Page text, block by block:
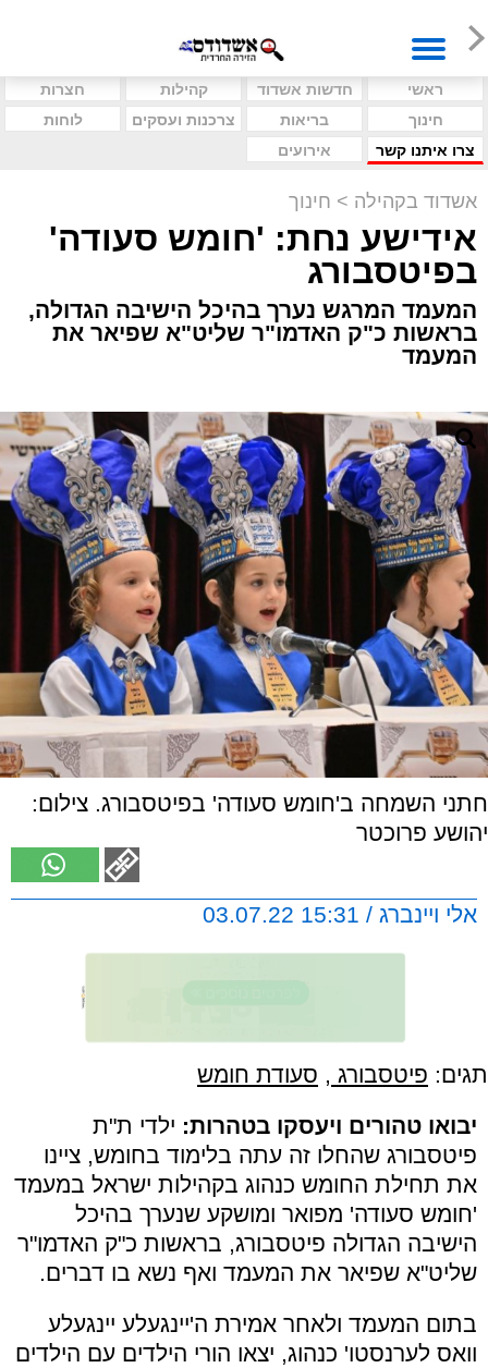
ראשי חדשות אשדוד קהילות
חצרות
חינוך
בריאות צרכנות ועסקים
לוחות
צרו איתנו קשר
אירועים
אשדוד בקהילה > חינוך
אידישע נחת: 'חומש סעודה'
בפיטסבורג
המעמד המרגש נערך בהיכל הישיבה הגדולה,
בראשות כ"ק האדמו"ר שליט"א שפיאר את
המעמד
חתני השמחה ב'חומש סעודה' בפיטסבורג. צילום:
יהושע פרוכטר
אלי ויינברג / 15:31 03.07.22
תגים: פיטסבורג , סעודת חומש
יבואו טהורים ויעסקו בטהרות: ילדי ת"ת
פיטסבורג שהחלו זה עתה בלימוד בחומש, ציינו
את תחילת החומש כנהוג בקהילות ישראל במעמד
'חומש סעודה' מפואר ומושקע שנערך בהיכל
הישיבה הגדולה פיטסבורג, בראשות כ"ק האדמו"ר
שליט"א שפיאר את המעמד ואף נשא בו דברים.
בתום המעמד ולאחר אמירת ה'יינגעלע יינגעלע
וואס לערנסטו' כנהוג, יצאו הורי הילדים עם הילדים